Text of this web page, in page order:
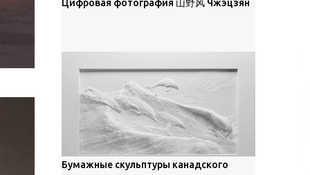
и ниже; при более высокой солнечной
описываются индикатрисой ...
смысле, персонажи его картин
предлагают зрителям незаконченный
рассказ, который усиливается его
уникальной манерой использования
освещения". Для просмотра всех работ,
посетите страницу –
https://www.artfinder.com/artist/takayuki-
harada/about/#/
Цифровая фотография 山野风 Чжэцзян
Бумажные скульптуры канадского